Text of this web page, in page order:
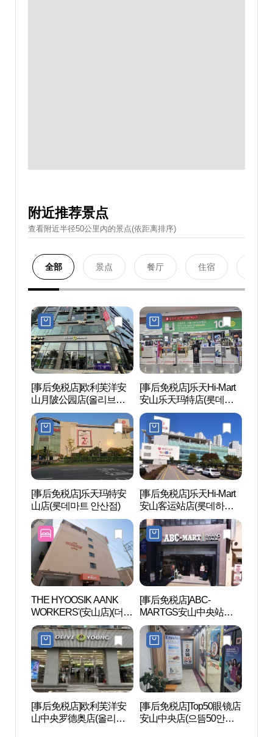
附近推荐景点
查看附近半径50公里內的景点(依距离排序)
全部 景点 餐厅 住宿
[事后免税店]欧利芙洋安
山月陂公园店(올리브영
안산월피공원점)
[事后免税店]乐天Hi-Mart
安山乐天玛特店(롯데하
이마트 안산롯데마트점)
[事后免税店]乐天玛特安
山店(롯데마트 안산점)
[事后免税店]乐天Hi-Mart
安山客运站店(롯데하이
마트 안산터미널점)
THE HYOOSIK AANK
WORKERS'(安山店)(더휴
식 아늑 워커스 안산점)
[事后免税店]ABC-
MARTGS安山中央站店
(ABC마트 GS 안산중앙역
점)
[事后免税店]欧利芙洋安
山中央罗德奥店(올리브
[事后免税店]Top50眼镜店
安山中央店(으뜸50안경